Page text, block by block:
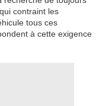
contraint les
tous ces
à cette exigence